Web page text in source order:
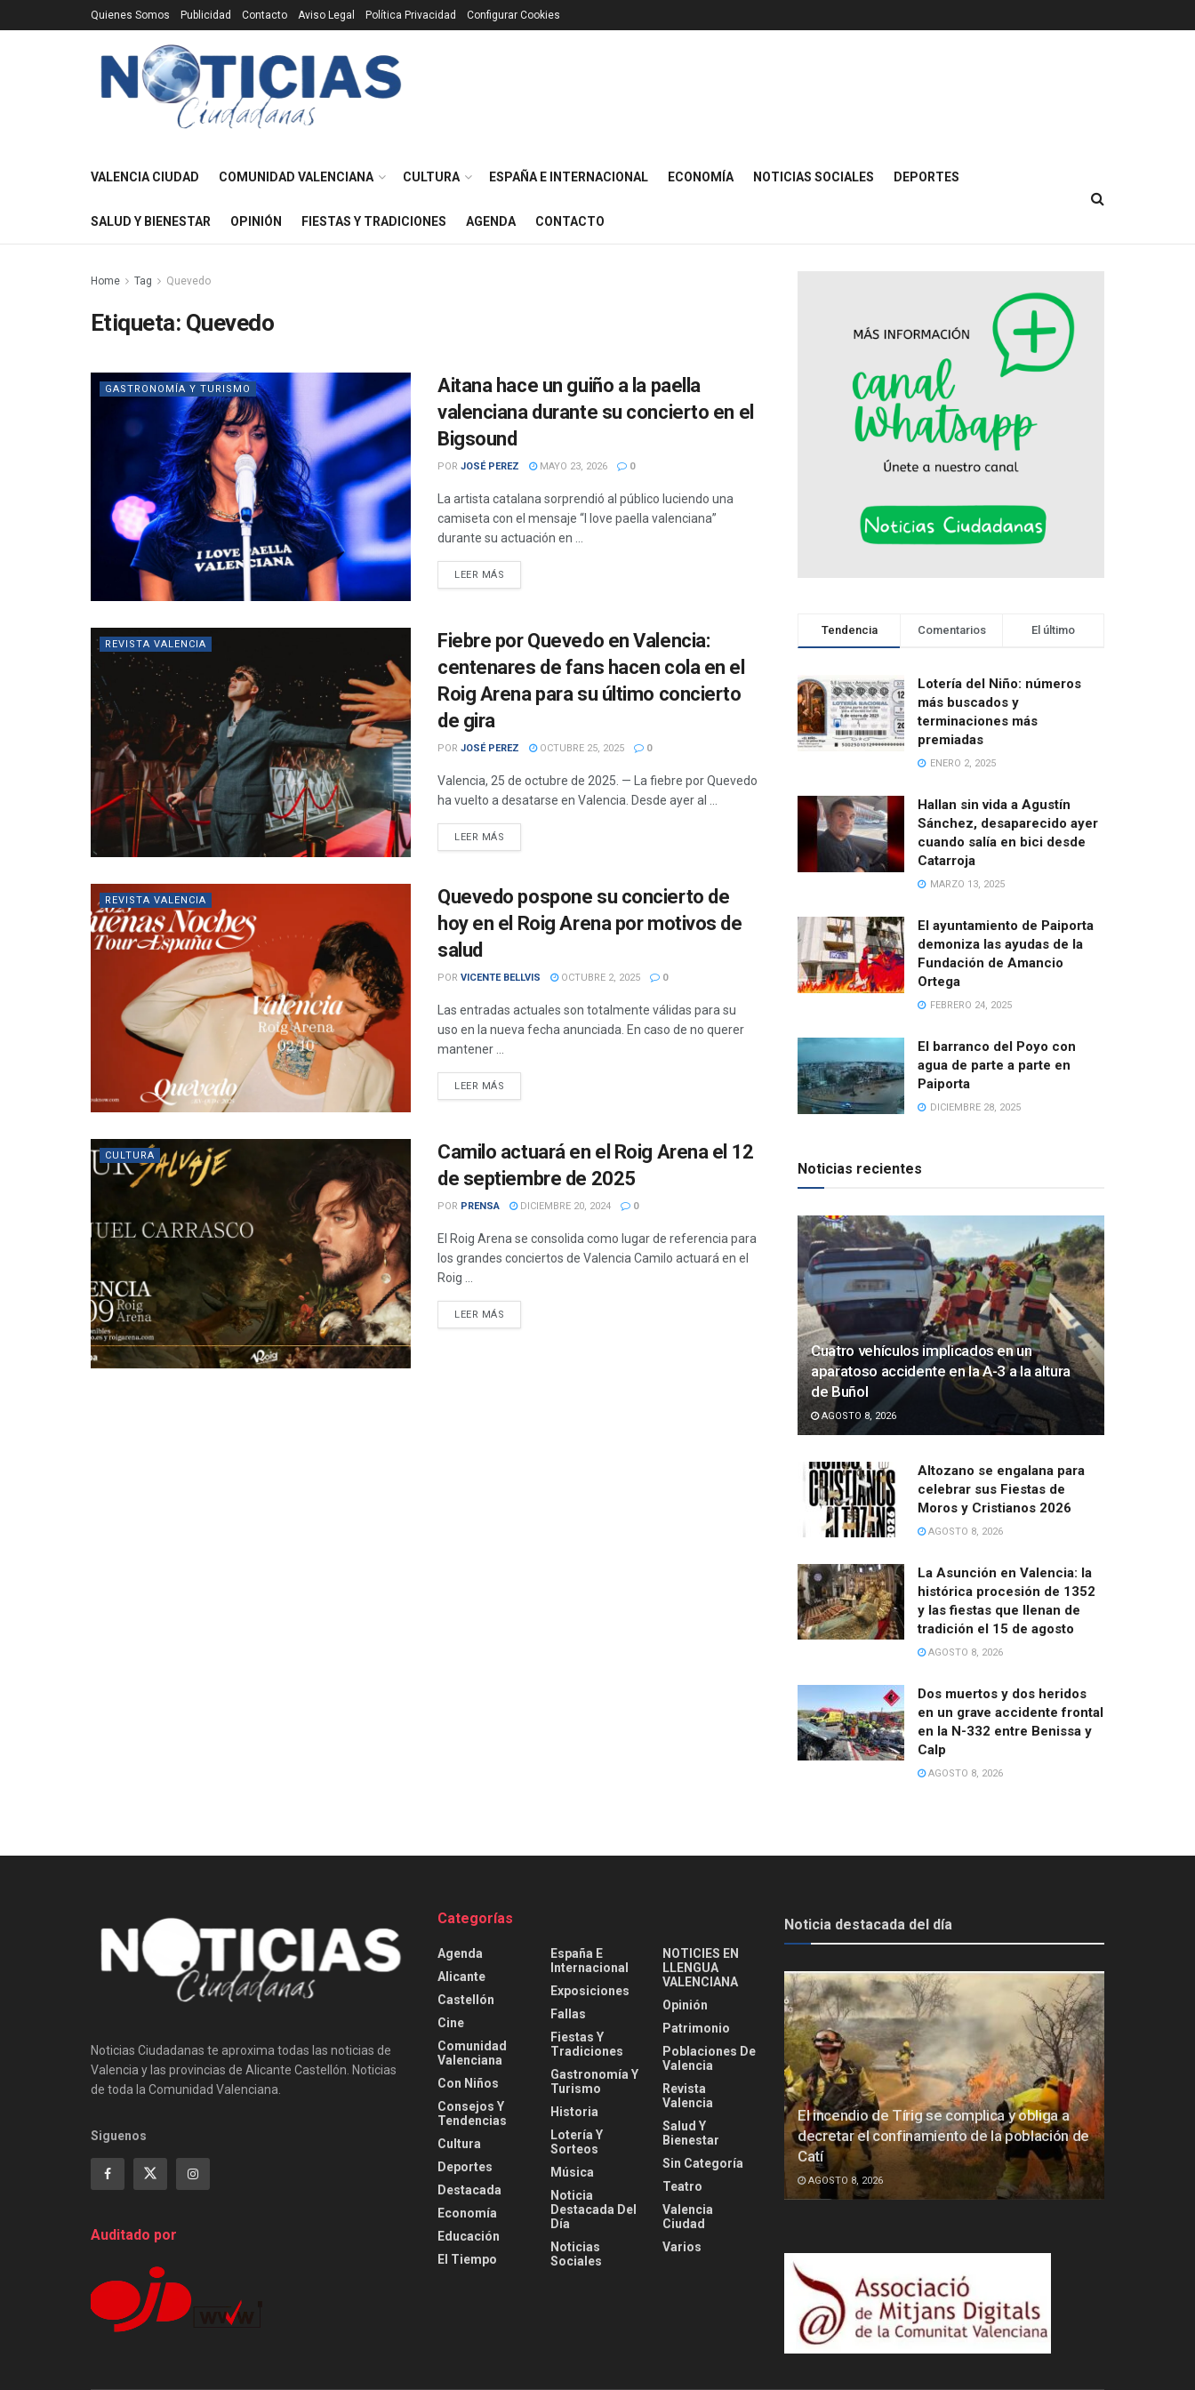
Quienes Somos Publicidad Contacto Aviso Legal Política Privacidad Configurar Cookies
VALENCIA CIUDAD COMUNIDAD VALENCIANA CULTURA ESPAÑA E INTERNACIONAL ECONOMÍA NOTICIAS SOCIALES DEPORTES
SALUD Y BIENESTAR OPINIÓN FIESTAS Y TRADICIONES AGENDA CONTACTO
Home Tag Quevedo
Etiqueta: Quevedo
GASTRONOMÍA Y TURISMO
Aitana hace un guiño a la paella
valenciana durante su concierto en el
Bigsound
POR JOSÉ PEREZ MAYO 23, 2026 0
La artista catalana sorprendió al público luciendo una
camiseta con el mensaje “I love paella valenciana”
durante su actuación en ...
LEER MÁS
REVISTA VALENCIA
Fiebre por Quevedo en Valencia:
centenares de fans hacen cola en el
Roig Arena para su último concierto
de gira
POR JOSÉ PEREZ OCTUBRE 25, 2025 0
Valencia, 25 de octubre de 2025. — La fiebre por Quevedo
ha vuelto a desatarse en Valencia. Desde ayer al ...
LEER MÁS
REVISTA VALENCIA
Quevedo pospone su concierto de
hoy en el Roig Arena por motivos de
salud
POR VICENTE BELLVIS OCTUBRE 2, 2025 0
Las entradas actuales son totalmente válidas para su
uso en la nueva fecha anunciada. En caso de no querer
mantener ...
LEER MÁS
CULTURA
Camilo actuará en el Roig Arena el 12
de septiembre de 2025
POR PRENSA DICIEMBRE 20, 2024 0
El Roig Arena se consolida como lugar de referencia para
los grandes conciertos de Valencia Camilo actuará en el
Roig ...
LEER MÁS
Tendencia Comentarios El último
Lotería del Niño: números
más buscados y
terminaciones más
premiadas
ENERO 2, 2025
Hallan sin vida a Agustín
Sánchez, desaparecido ayer
cuando salía en bici desde
Catarroja
MARZO 13, 2025
El ayuntamiento de Paiporta
demoniza las ayudas de la
Fundación de Amancio
Ortega
FEBRERO 24, 2025
El barranco del Poyo con
agua de parte a parte en
Paiporta
DICIEMBRE 28, 2025
Noticias recientes
Cuatro vehículos implicados en un
aparatoso accidente en la A-3 a la altura
de Buñol
AGOSTO 8, 2026
Altozano se engalana para
celebrar sus Fiestas de
Moros y Cristianos 2026
AGOSTO 8, 2026
La Asunción en Valencia: la
histórica procesión de 1352
y las fiestas que llenan de
tradición el 15 de agosto
AGOSTO 8, 2026
Dos muertos y dos heridos
en un grave accidente frontal
en la N-332 entre Benissa y
Calp
AGOSTO 8, 2026
Noticias Ciudadanas te aproxima todas las noticias de
Valencia y las provincias de Alicante Castellón. Noticias
de toda la Comunidad Valenciana.
Siguenos
Auditado por
Categorías
Agenda
Alicante
Castellón
Cine
Comunidad
Valenciana
Con Niños
Consejos Y
Tendencias
Cultura
Deportes
Destacada
Economía
Educación
El Tiempo
España E
Internacional
Exposiciones
Fallas
Fiestas Y
Tradiciones
Gastronomía Y
Turismo
Historia
Lotería Y
Sorteos
Música
Noticia
Destacada Del
Día
Noticias
Sociales
NOTICIES EN
LLENGUA
VALENCIANA
Opinión
Patrimonio
Poblaciones De
Valencia
Revista
Valencia
Salud Y
Bienestar
Sin Categoría
Teatro
Valencia
Ciudad
Varios
Noticia destacada del día
El incendio de Tírig se complica y obliga a
decretar el confinamiento de la población de
Catí
AGOSTO 8, 2026